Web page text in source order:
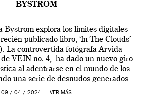
BYSTRÖM
Byström explora los límites digitales
publicado libro, ‘In The Clouds’
La controvertida fotógrafa Arvida
VEIN no. 4, ha dado un nuevo giro
al adentrarse en el mundo de los
una serie de desnudos generados
por […]
09 / 04 / 2024 — VER MÁS